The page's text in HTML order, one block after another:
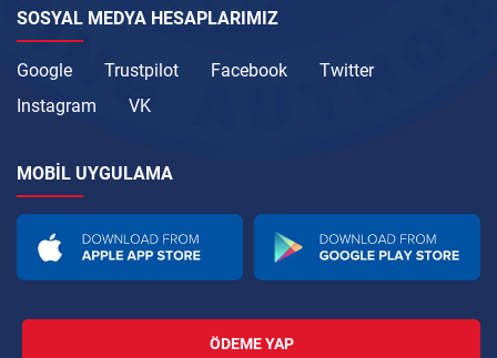
SOSYAL MEDYA HESAPLARIMIZ
Google Trustpilot Facebook
Twitter
Instagram
VK
MOBIL UYGULAMA
ÖDEME YAP